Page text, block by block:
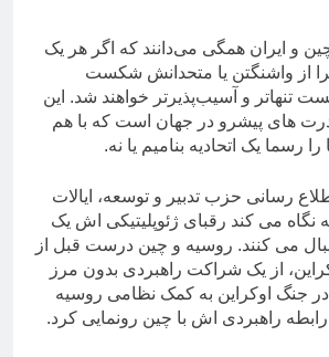
و ایران همگی می‌دانند که اگر هر یک
از واشنگتن یا متحدانش شکست
تنهاتر و آسیب‌پذیرتر خواهند شد. این
های پیشرو در جهان است که با هم
رسما یک اتحادیه بنامیم یا نه.
رسانی حزب تدبیر و توسعه، ایالات
نگاه می کند رقبای ژئوپلیتیکی اش یک
می کنند. روسیه و چین درست قبل از
از یک شراکت راهبردی بدون مرز
جنگ اوکراین به کمک نظامی روسیه
رابطه راهبردی اش با چین رونمایی کرد.